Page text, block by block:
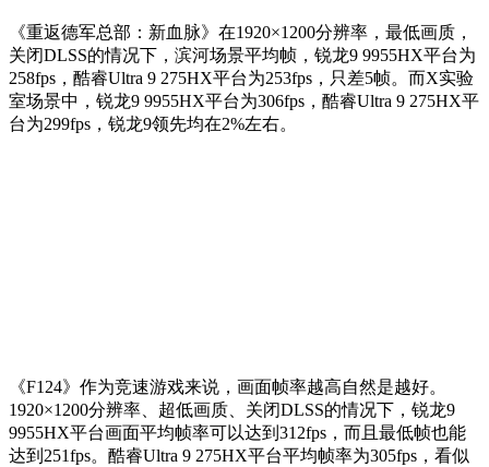
《重返德军总部：新血脉》在1920×1200分辨率，最低画质，
关闭DLSS的情况下，滨河场景平均帧，锐龙9 9955HX平台为
258fps，酷睿Ultra 9 275HX平台为253fps，只差5帧。而X实验
室场景中，锐龙9 9955HX平台为306fps，酷睿Ultra 9 275HX平
台为299fps，锐龙9领先均在2%左右。
《F124》作为竞速游戏来说，画面帧率越高自然是越好。
1920×1200分辨率、超低画质、关闭DLSS的情况下，锐龙9
9955HX平台画面平均帧率可以达到312fps，而且最低帧也能
达到251fps。酷睿Ultra 9 275HX平台平均帧率为305fps，看似